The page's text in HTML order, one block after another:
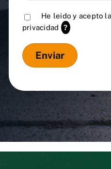
He leido y acepto la
privacidad
?